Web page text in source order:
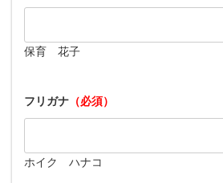
保育 花子
フリガナ （必須）
ホイク ハナコ